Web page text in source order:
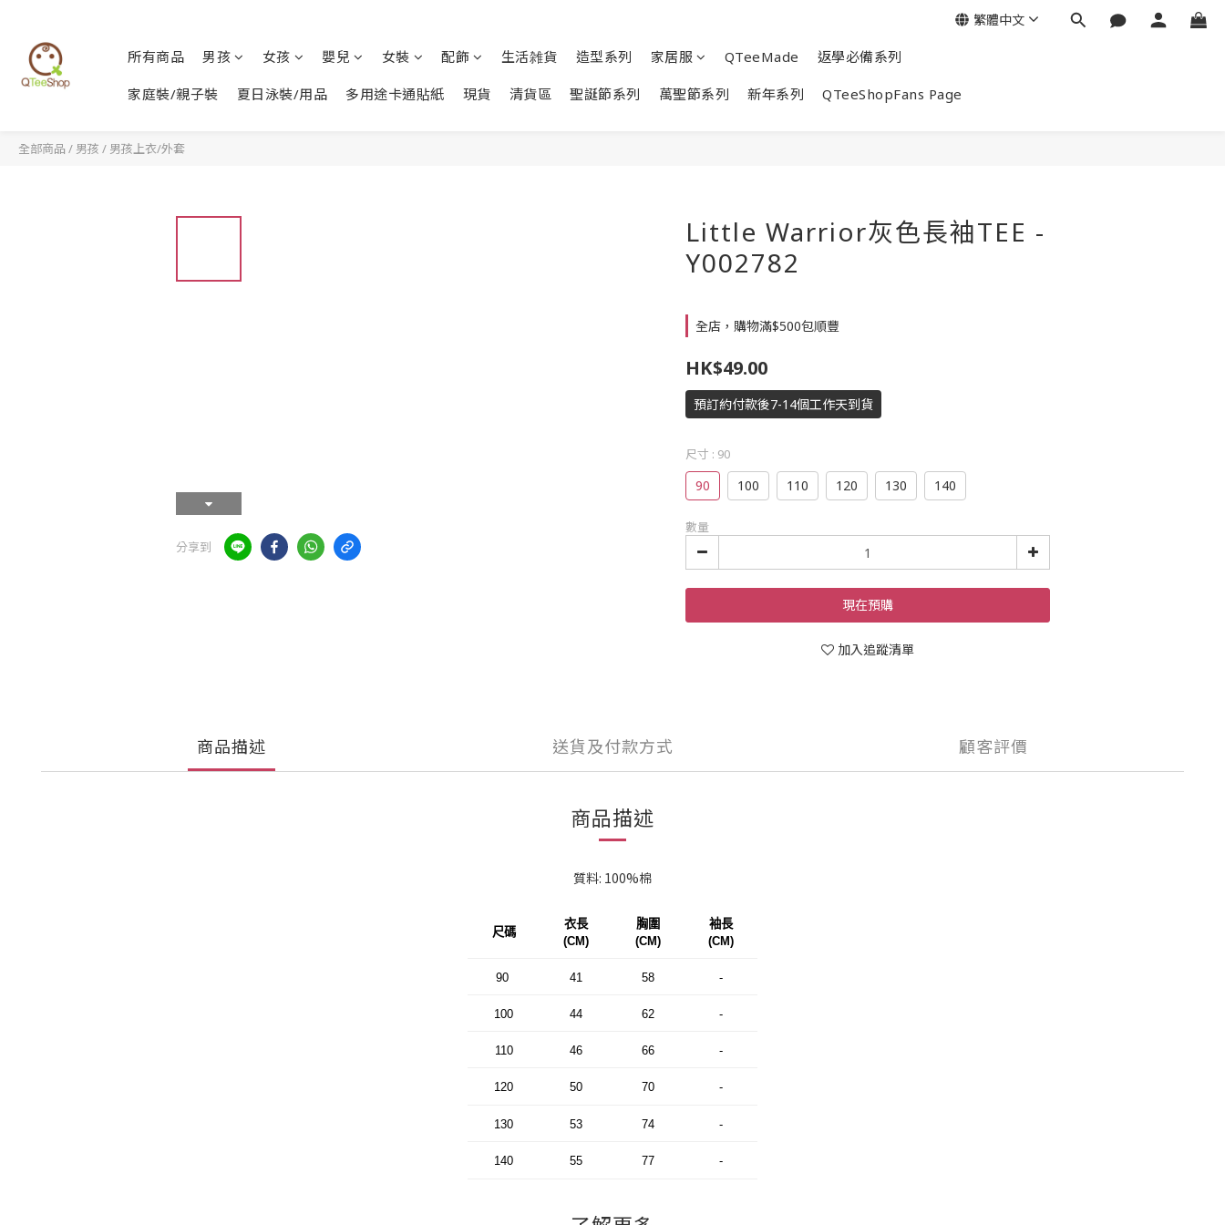
所有商品 男孩 女孩 嬰兒 女裝 配飾 生活雑貨 造型系列 家居服 QTeeMade 返學必備系列
家庭裝/親子裝 夏日泳裝/用品 多用途卡通貼紙 現貨 清貨區 聖誕節系列 萬聖節系列 新年系列 QTeeShopFans Page
繁體中文
全部商品 / 男孩 / 男孩上衣/外套
分享到
Little Warrior灰色長袖TEE -
Y002782
全店，購物滿$500包順豐
HK$49.00
預訂約付款後7-14個工作天到貨
尺寸 : 90
90 100 110 120 130 140
數量
現在預購
加入追蹤清單
商品描述 送貨及付款方式 顧客評價
商品描述
質料: 100%棉
尺碼
衣長
(CM)
胸圍
(CM)
袖長
(CM)
90 41 58 -
100 44 62 -
110 46 66 -
120 50 70 -
130 53 74 -
140 55 77 -